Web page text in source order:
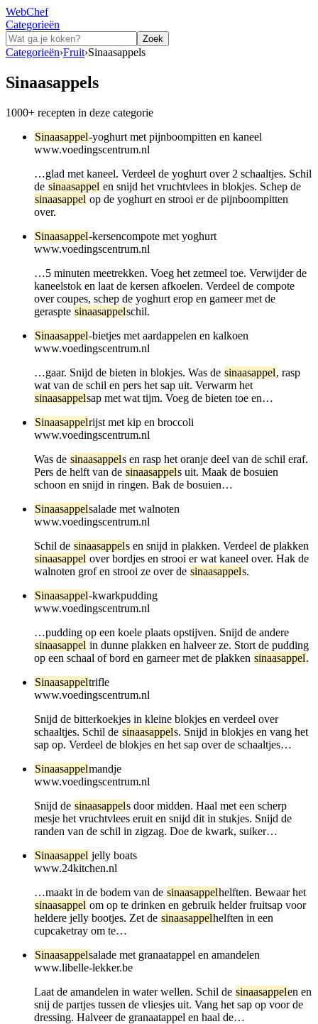
WebChef
Categorieën
Zoek
Categorieën›Fruit›Sinaasappels
Sinaasappels
1000+ recepten in deze categorie
Sinaasappel-yoghurt met pijnboompitten en kaneel
www.voedingscentrum.nl
…glad met kaneel. Verdeel de yoghurt over 2 schaaltjes. Schil
de sinaasappel en snijd het vruchtvlees in blokjes. Schep de
sinaasappel op de yoghurt en strooi er de pijnboompitten
over.
Sinaasappel-kersencompote met yoghurt
www.voedingscentrum.nl
…5 minuten meetrekken. Voeg het zetmeel toe. Verwijder de
kaneelstok en laat de kersen afkoelen. Verdeel de compote
over coupes, schep de yoghurt erop en garneer met de
geraspte sinaasappelschil.
Sinaasappel-bietjes met aardappelen en kalkoen
www.voedingscentrum.nl
…gaar. Snijd de bieten in blokjes. Was de sinaasappel, rasp
wat van de schil en pers het sap uit. Verwarm het
sinaasappelsap met wat tijm. Voeg de bieten toe en…
Sinaasappelrijst met kip en broccoli
www.voedingscentrum.nl
Was de sinaasappels en rasp het oranje deel van de schil eraf.
Pers de helft van de sinaasappels uit. Maak de bosuien
schoon en snijd in ringen. Bak de bosuien…
Sinaasappelsalade met walnoten
www.voedingscentrum.nl
Schil de sinaasappels en snijd in plakken. Verdeel de plakken
sinaasappel over bordjes en strooi er wat kaneel over. Hak de
walnoten grof en strooi ze over de sinaasappels.
Sinaasappel-kwarkpudding
www.voedingscentrum.nl
…pudding op een koele plaats opstijven. Snijd de andere
sinaasappel in dunne plakken en halveer ze. Stort de pudding
op een schaal of bord en garneer met de plakken sinaasappel.
Sinaasappeltrifle
www.voedingscentrum.nl
Snijd de bitterkoekjes in kleine blokjes en verdeel over
schaaltjes. Schil de sinaasappels. Snijd in blokjes en vang het
sap op. Verdeel de blokjes en het sap over de schaaltjes…
Sinaasappelmandje
www.voedingscentrum.nl
Snijd de sinaasappels door midden. Haal met een scherp
mesje het vruchtvlees eruit en snijd dit in stukjes. Snijd de
randen van de schil in zigzag. Doe de kwark, suiker…
Sinaasappel jelly boats
www.24kitchen.nl
…maakt in de bodem van de sinaasappelhelften. Bewaar het
sinaasappel om op te drinken en gebruik helder fruitsap voor
heldere jelly bootjes. Zet de sinaasappelhelften in een
cupcaketray om te…
Sinaasappelsalade met granaatappel en amandelen
www.libelle-lekker.be
Laat de amandelen in water wellen. Schil de sinaasappelen en
snij de partjes tussen de vliesjes uit. Vang het sap op voor de
dressing. Halveer de granaatappel en haal de…